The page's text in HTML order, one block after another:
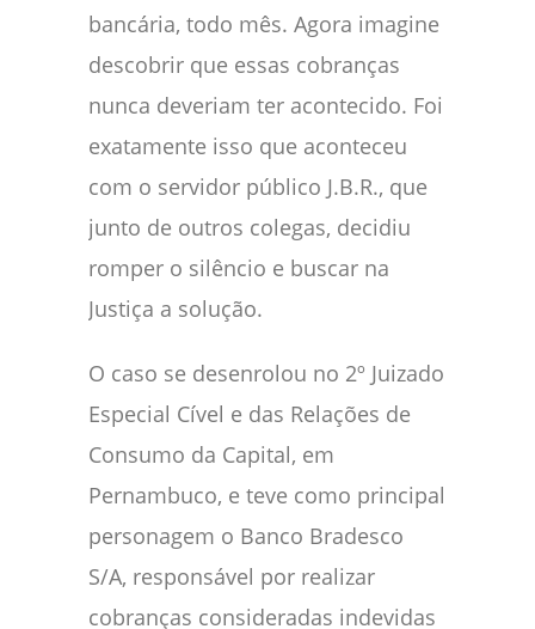
bancária, todo mês. Agora imagine
descobrir que essas cobranças
nunca deveriam ter acontecido. Foi
exatamente isso que aconteceu
com o servidor público J.B.R., que
junto de outros colegas, decidiu
romper o silêncio e buscar na
Justiça a solução.
O caso se desenrolou no 2º Juizado
Especial Cível e das Relações de
Consumo da Capital, em
Pernambuco, e teve como principal
personagem o Banco Bradesco
S/A, responsável por realizar
cobranças consideradas indevidas